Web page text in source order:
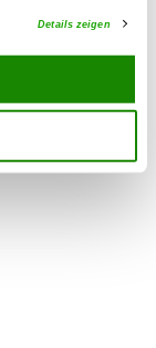
Details zeigen